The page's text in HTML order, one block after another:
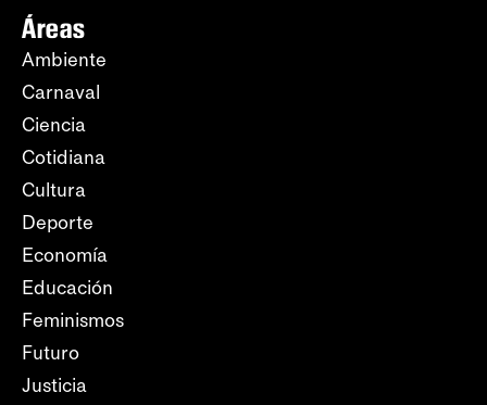
Áreas
Ambiente
Carnaval
Ciencia
Cotidiana
Cultura
Deporte
Economía
Educación
Feminismos
Futuro
Justicia